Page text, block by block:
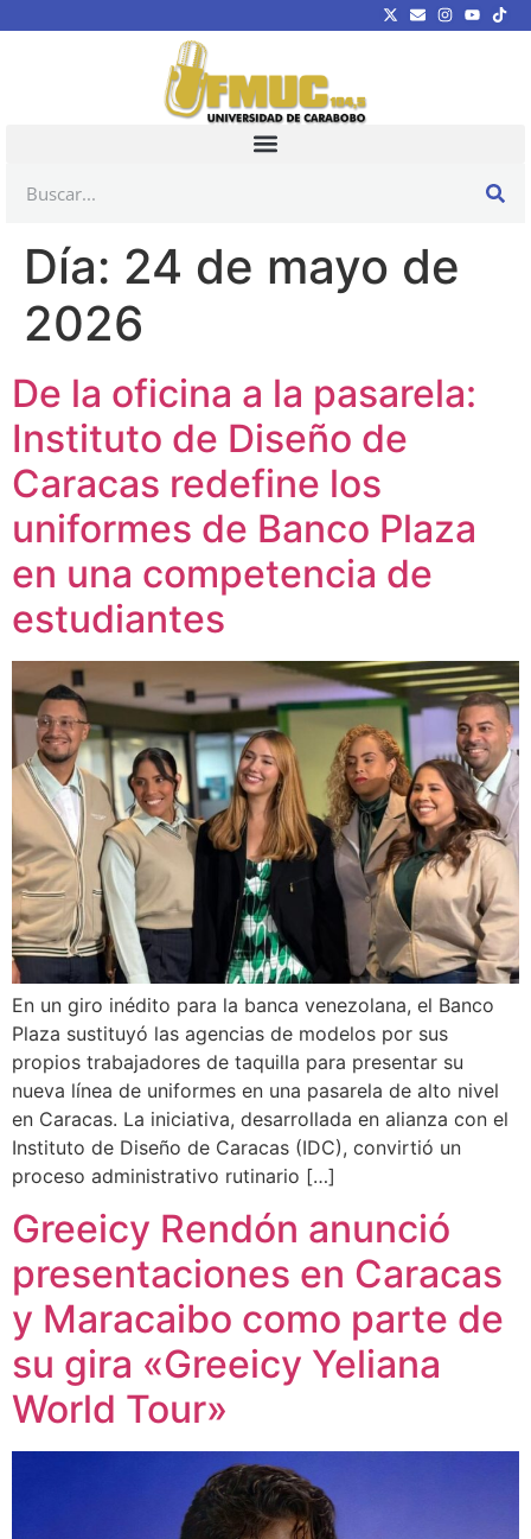
Día: 24 de mayo de
2026
De la oficina a la pasarela:
Instituto de Diseño de
Caracas redefine los
uniformes de Banco Plaza
en una competencia de
estudiantes
En un giro inédito para la banca venezolana, el Banco
Plaza sustituyó las agencias de modelos por sus
propios trabajadores de taquilla para presentar su
nueva línea de uniformes en una pasarela de alto nivel
en Caracas. La iniciativa, desarrollada en alianza con el
Instituto de Diseño de Caracas (IDC), convirtió un
proceso administrativo rutinario […]
Greeicy Rendón anunció
presentaciones en Caracas
y Maracaibo como parte de
su gira «Greeicy Yeliana
World Tour»